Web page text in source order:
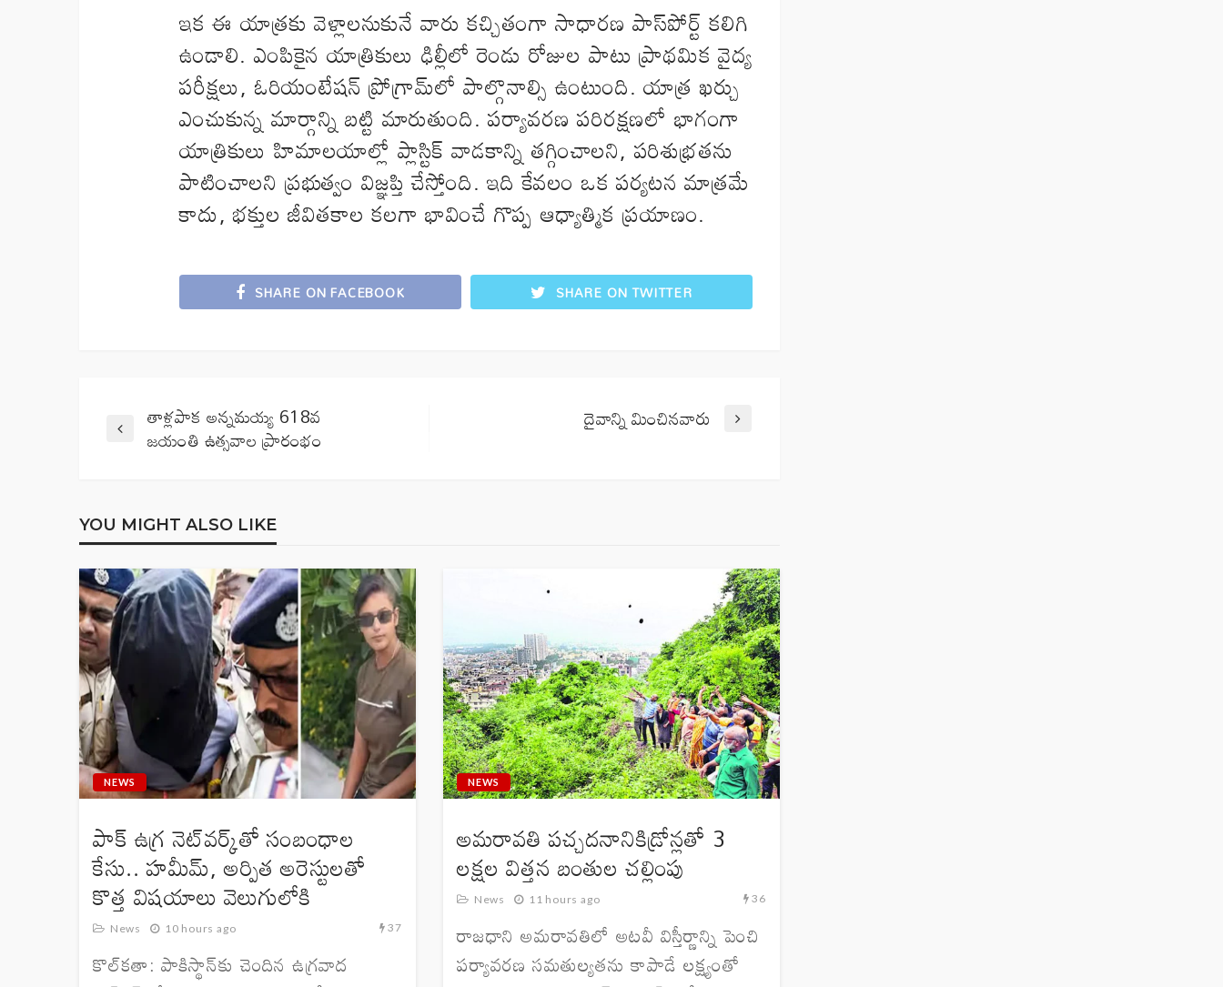
ఇక ఈ యాత్రకు వెళ్లాలనుకునే వారు కచ్చితంగా సాధారణ పాస్‌పోర్ట్ కలిగి
ఉండాలి. ఎంపికైన యాత్రికులు ఢిల్లీలో రెండు రోజుల పాటు ప్రాథమిక వైద్య
పరీక్షలు, ఓరియంటేషన్ ప్రోగ్రామ్‌లో పాల్గొనాల్సి ఉంటుంది. యాత్ర ఖర్చు
ఎంచుకున్న మార్గాన్ని బట్టి మారుతుంది. పర్యావరణ పరిరక్షణలో భాగంగా
యాత్రికులు హిమాలయాల్లో ప్లాస్టిక్ వాడకాన్ని తగ్గించాలని, పరిశుభ్రతను
పాటించాలని ప్రభుత్వం విజ్ఞప్తి చేస్తోంది. ఇది కేవలం ఒక పర్యటన మాత్రమే
కాదు, భక్తుల జీవితకాల కలగా భావించే గొప్ప ఆధ్యాత్మిక ప్రయాణం.
SHARE ON FACEBOOK SHARE ON TWITTER
తాళ్లపాక అన్నమయ్య 618వ
జయంతి ఉత్సవాల ప్రారంభం
దైవాన్ని మించినవారు
YOU MIGHT ALSO LIKE
NEWS
పాక్ ఉగ్ర నెట్‌వర్క్‌తో సంబంధాల
కేసు.. హమీమ్, అర్పిత అరెస్టులతో
కొత్త విషయాలు వెలుగులోకి
News 10 hours ago 37
కొల్‌కతా: పాకిస్థాన్‌కు చెందిన ఉగ్రవాద
NEWS
అమరావతి పచ్చదనానికిడ్రోన్లతో 3
లక్షల విత్తన బంతుల చల్లింపు
News 11 hours ago 36
రాజధాని అమరావతిలో అటవీ విస్తీర్ణాన్ని పెంచి
పర్యావరణ సమతుల్యతను కాపాడే లక్ష్యంతో